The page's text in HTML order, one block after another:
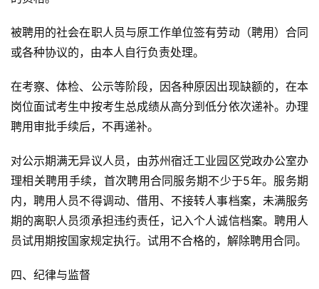
被聘用的社会在职人员与原工作单位签有劳动（聘用）合同
或各种协议的，由本人自行负责处理。
在考察、体检、公示等阶段，因各种原因出现缺额的，在本
岗位面试考生中按考生总成绩从高分到低分依次递补。办理
聘用审批手续后，不再递补。
对公示期满无异议人员，由苏州宿迁工业园区党政办公室办
理相关聘用手续，首次聘用合同服务期不少于5年。服务期
内，聘用人员不得调动、借用、不接转人事档案，未满服务
期的离职人员须承担违约责任，记入个人诚信档案。聘用人
员试用期按国家规定执行。试用不合格的，解除聘用合同。
四、纪律与监督